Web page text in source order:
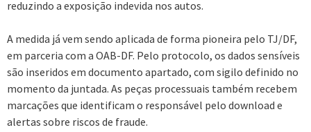
reduzindo a exposição indevida nos autos.
A medida já vem sendo aplicada de forma pioneira pelo TJ/DF,
em parceria com a OAB-DF. Pelo protocolo, os dados sensíveis
são inseridos em documento apartado, com sigilo definido no
momento da juntada. As peças processuais também recebem
marcações que identificam o responsável pelo download e
alertas sobre riscos de fraude.